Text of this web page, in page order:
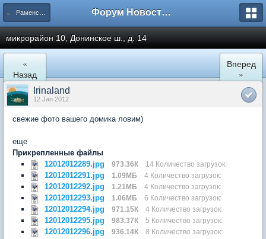
← Раменское Форум Новостройки
микрорайон 10, Донинское ш., д. 14
«
Назад
Вперед
»
Irinaland
12 Jan 2012
свежие фото вашего домика ловим)
еще
Прикрепленные файлы
12012012289.jpg
973.36К 14 Количество загрузок:
12012012291.jpg 1.09МБ 4 Количество загрузок:
12012012292.jpg 1.21МБ 4 Количество загрузок:
12012012293.jpg 1.06МБ 6 Количество загрузок:
12012012294.jpg 971.15К 4 Количество загрузок:
12012012295.jpg 983.37К 5 Количество загрузок:
12012012296.jpg 936.14К 8 Количество загрузок: